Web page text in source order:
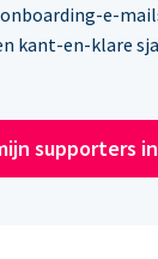
e-
kant-en-klare
supporters